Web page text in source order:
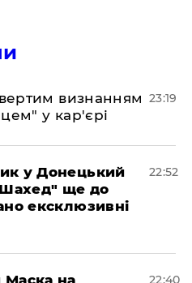
визнанням
у кар'єрі
23:19
у Донецький
ще до
ексклюзивні
22:52
22:40